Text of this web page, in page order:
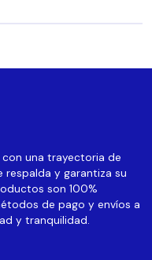
con una trayectoria de
respalda y garantiza su
son 100%
de pago y envíos a
y tranquilidad.